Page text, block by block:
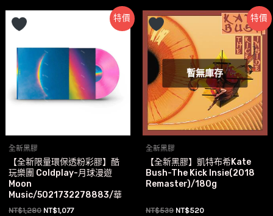
特價
全新黑膠
【全新限量環保透粉彩膠】酷
玩樂團 Coldplay-月球漫遊
Moon
Music/5021732278883/華
納
NT$1,280 原
NT$1,077目
特價
暫無庫存
全新黑膠
【全新黑膠】凱特布希Kate
Bush-The Kick Insie(2018
Remaster)/180g
NT$539 原
NT$520目